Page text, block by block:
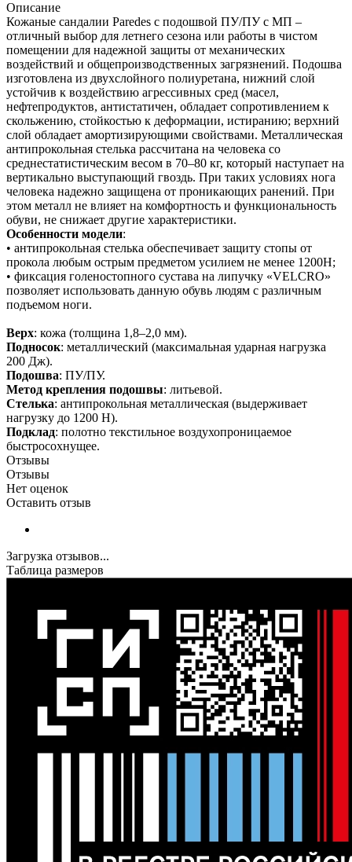
Описание
Кожаные сандалии Paredes c подошвой ПУ/ПУ с МП –
отличный выбор для летнего сезона или работы в чистом
помещении для надежной защиты от механических
воздействий и общепроизводственных загрязнений. Подошва
изготовлена из двухслойного полиуретана, нижний слой
устойчив к воздействию агрессивных сред (масел,
нефтепродуктов, антистатичен, обладает сопротивлением к
скольжению, стойкостью к деформации, истиранию; верхний
слой обладает амортизирующими свойствами. Металлическая
антипрокольная стелька рассчитана на человека со
среднестатистическим весом в 70–80 кг, который наступает на
вертикально выступающий гвоздь. При таких условиях нога
человека надежно защищена от проникающих ранений. При
этом металл не влияет на комфортность и функциональность
обуви, не снижает другие характеристики.
Особенности модели:
• антипрокольная стелька обеспечивает защиту стопы от
прокола любым острым предметом усилием не менее 1200Н;
• фиксация голеностопного сустава на липучку «VELCRO»
позволяет использовать данную обувь людям с различным
подъемом ноги.
Верх: кожа (толщина 1,8–2,0 мм).
Подносок: металлический (максимальная ударная нагрузка
200 Дж).
Подошва: ПУ/ПУ.
Метод крепления подошвы: литьевой.
Стелька: антипрокольная металлическая (выдерживает
нагрузку до 1200 Н).
Подклад: полотно текстильное воздухопроницаемое
быстросохнущее.
Отзывы
Отзывы
Нет оценок
Оставить отзыв
Загрузка отзывов...
Таблица размеров